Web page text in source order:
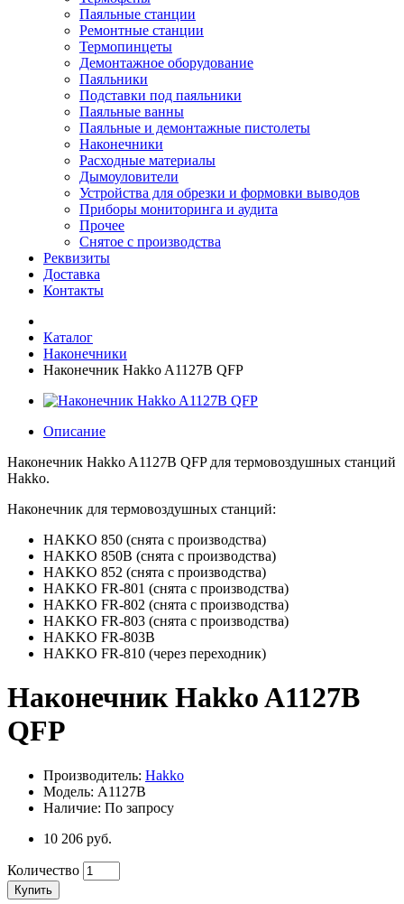
Паяльные станции
Ремонтные станции
Термопинцеты
Демонтажное оборудование
Паяльники
Подставки под паяльники
Паяльные ванны
Паяльные и демонтажные пистолеты
Наконечники
Расходные материалы
Дымоуловители
Устройства для обрезки и формовки выводов
Приборы мониторинга и аудита
Прочее
Снятое с производства
Реквизиты
Доставка
Контакты
Каталог
Наконечники
Наконечник Hakko A1127B QFP
Описание
Наконечник Hakko A1127B QFP для термовоздушных станций
Hakko.
Наконечник для термовоздушных станций:
HAKKO 850 (снята с производства)
HAKKO 850B (снята с производства)
HAKKO 852 (снята с производства)
HAKKO FR-801 (снята с производства)
HAKKO FR-802 (снята с производства)
HAKKO FR-803 (снята с производства)
HAKKO FR-803B
HAKKO FR-810 (через переходник)
Наконечник Hakko A1127B
QFP
Производитель: Hakko
Модель: A1127B
Наличие: По запросу
10 206 руб.
Количество
Купить